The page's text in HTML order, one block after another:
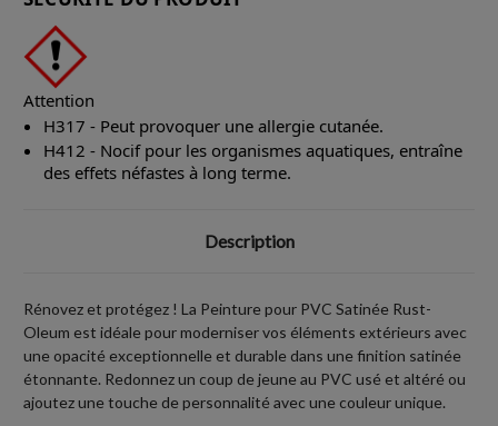
Attention
H317 - Peut provoquer une allergie cutanée.
H412 - Nocif pour les organismes aquatiques, entraîne
des effets néfastes à long terme.
Description
Rénovez et protégez ! La Peinture pour PVC Satinée Rust-
Oleum est idéale pour moderniser vos éléments extérieurs avec
une opacité exceptionnelle et durable dans une finition satinée
étonnante. Redonnez un coup de jeune au PVC usé et altéré ou
ajoutez une touche de personnalité avec une couleur unique.